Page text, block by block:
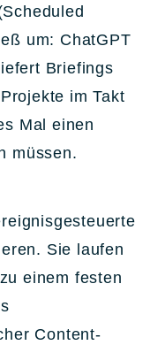
um: ChatGPT
Briefings
im Takt
Mal einen
müssen.
Sie laufen
einem festen
Content-